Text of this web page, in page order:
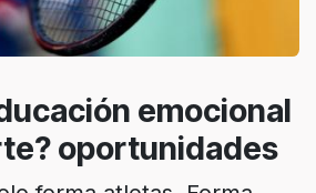
emocional
oportunidades